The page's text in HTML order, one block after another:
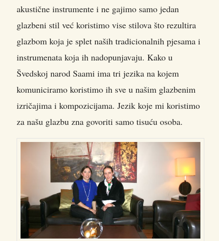
akustične instrumente i ne gajimo samo jedan
glazbeni stil već koristimo vise stilova što rezultira
glazbom koja je splet naših tradicionalnih pjesama i
instrumenata koja ih nadopunjavaju. Kako u
Švedskoj narod Saami ima tri jezika na kojem
komuniciramo koristimo ih sve u našim glazbenim
izričajima i kompozicijama. Jezik koje mi koristimo
za našu glazbu zna govoriti samo tisuću osoba.